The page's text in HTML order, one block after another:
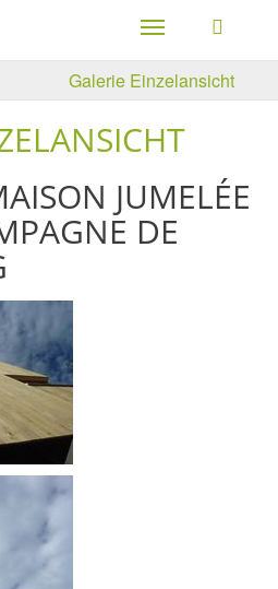
Toggle
navigation
Galerie Einzelansicht
JUMELÉE
DE